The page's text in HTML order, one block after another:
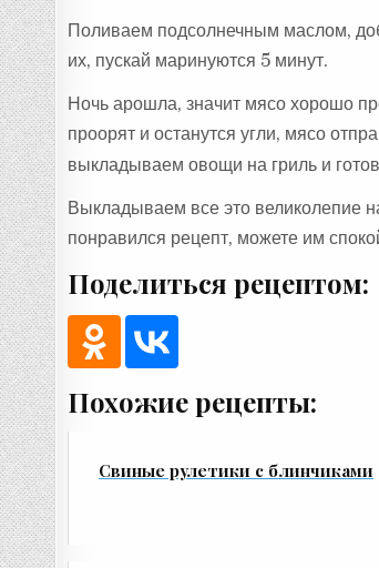
Поливаем подсолнечным маслом,
их, пускай маринуются 5 минут.
Ночь арошла, значит мясо хорошо
проорят и останутся угли, мясо
выкладываем овощи на гриль и
Выкладываем все это великолепие
понравился рецепт, можете им
Поделиться рецептом:
Похожие рецепты:
Свиные рулетики с блинчиками